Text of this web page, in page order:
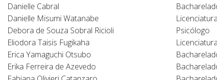
Danielle Cabral
Danielle Misumi Watanabe
Debora de Souza Sobral Ricioli
Psicólogo
Eliodora Taisis Fugikaha
Erica Yamaguchi Otsubo
Erika Ferreira de Azevedo